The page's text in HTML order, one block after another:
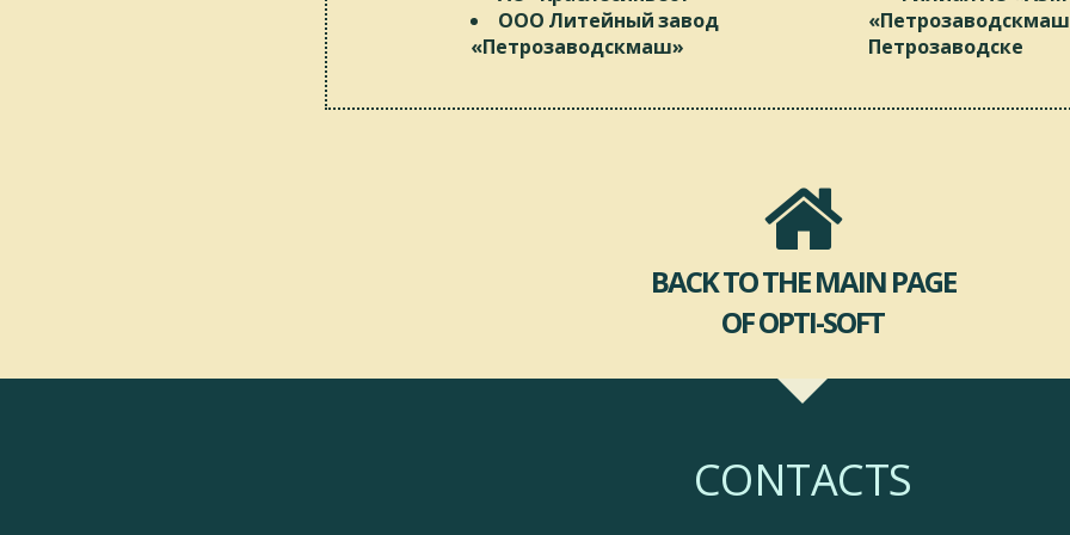
ООО Литейный завод
«Петрозаводскмаш»
Петрозаводске
BACK TO THE MAIN PAGE
OF OPTI-SOFT
CONTACTS